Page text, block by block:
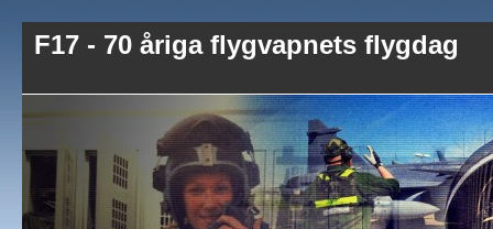
F17 - 70 åriga flygvapnets flygdag